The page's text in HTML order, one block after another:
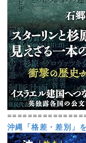
沖縄「格差・差